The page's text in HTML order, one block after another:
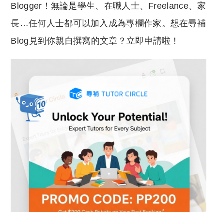
Blogger！無論是學生、在職人士、Freelance、家
長…任何人士都可以加入成為專欄作家。想在尋補
Blog見到你親自撰寫的文章？立即申請啦！